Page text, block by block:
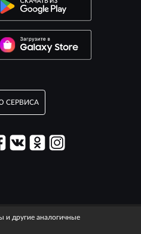
СЕРВИСА
и другие аналогичные